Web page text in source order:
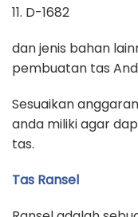
11. D-1682
dan jenis bahan
pembuatan tas
Sesuaikan
anda miliki agar
tas.
Tas Ransel